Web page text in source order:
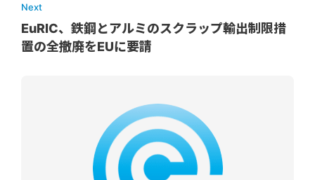
Next
EuRIC、鉄鋼とアルミのスクラップ輸出制限措
置の全撤廃をEUに要請